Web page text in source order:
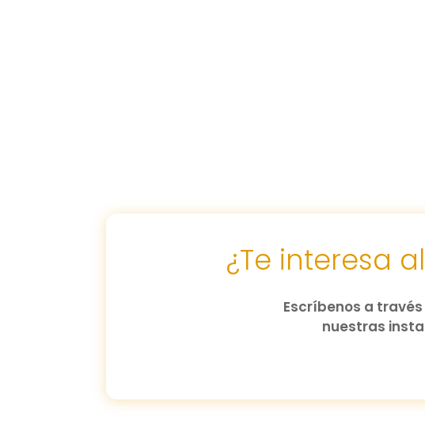
¿Te interesa
Escríbenos a
nuestras